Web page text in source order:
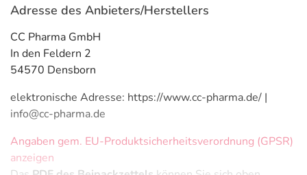
Adresse des Anbieters/Herstellers
CC Pharma GmbH
In den Feldern 2
54570 Densborn
elektronische Adresse: https://www.cc-pharma.de/ |
info@cc-pharma.de
Angaben gem. EU-Produktsicherheitsverordnung (GPSR)
anzeigen